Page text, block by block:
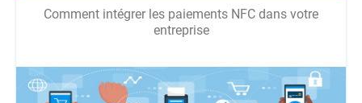
Comment intégrer les paiements NFC dans votre
entreprise